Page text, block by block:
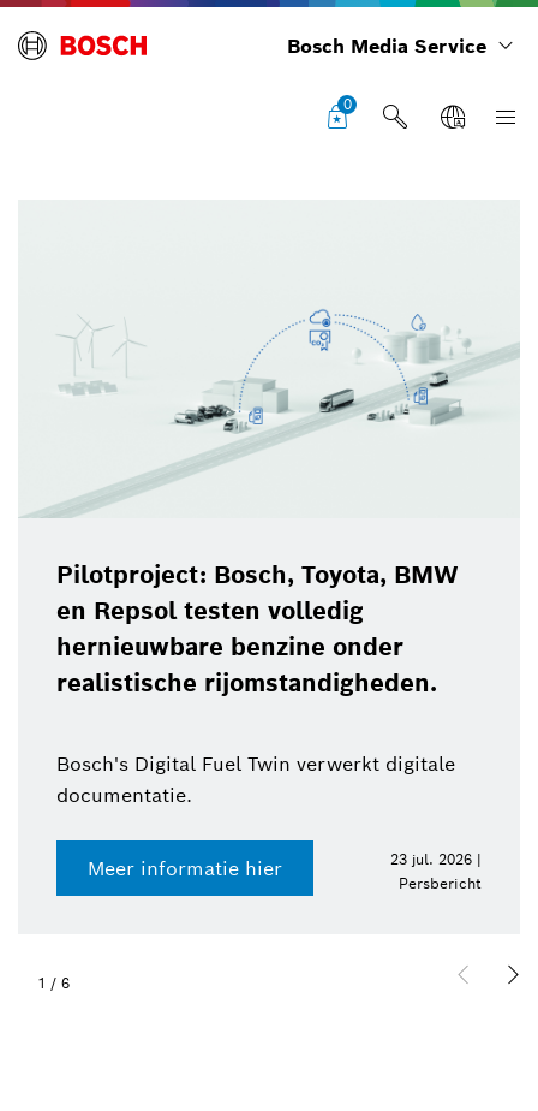
Bosch Media Service
0
Pilotproject: Bosch, Toyota, BMW
en Repsol testen volledig
hernieuwbare benzine onder
realistische rijomstandigheden.
Bosch's Digital Fuel Twin verwerkt digitale
documentatie.
Meer informatie hier
23 jul. 2026 |
Persbericht
1 / 6